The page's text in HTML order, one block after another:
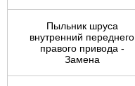
Пыльник шруса
внутренний переднего
правого привода -
Замена